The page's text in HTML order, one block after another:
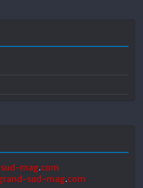
mag.com
sud-mag.com